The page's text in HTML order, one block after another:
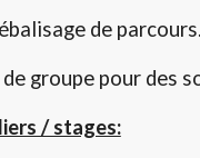
de parcours.
groupe pour des
/ stages: